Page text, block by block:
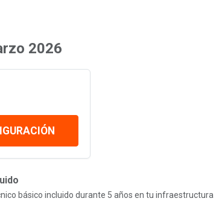
2026
básico incluido durante 5 años en tu infraestructura